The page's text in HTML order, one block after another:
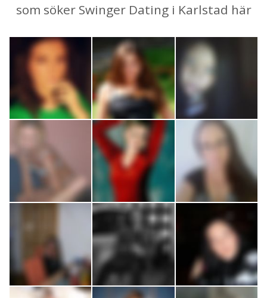
som söker Swinger Dating i Karlstad här